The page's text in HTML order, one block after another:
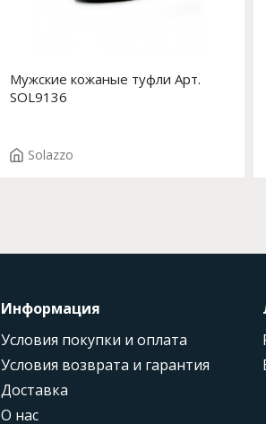
Мужские кожаные туфли Арт.
SOL9136
Solazzo
Информация
Условия покупки и оплата
Условия возврата и гарантия
Доставка
О нас